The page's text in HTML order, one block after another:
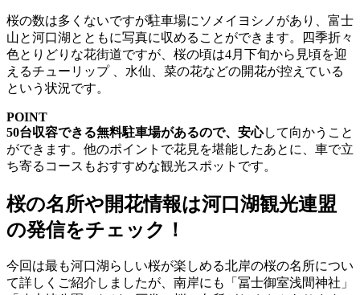
桜の数は多くないですが駐車場にソメイヨシノがあり、富士
山と河口湖とともに写真に収めることができます。四季折々
色とりどりな花街道ですが、桜の頃は4月下旬から見頃を迎
えるチューリップ 、水仙、菜の花などの開花が控えている
という状況です。
POINT
50台収容できる無料駐車場があるので、安心して向かうこと
ができます。他のポイントで花見を堪能したあとに、車で立
ち寄るコースもおすすめな観光スポットです。
桜の名所や開花情報は河口湖観光連盟
の発信をチェック！
今回は最も河口湖らしい桜が楽しめる北岸の桜の名所につい
て詳しくご紹介しましたが、南岸にも「冨士御室浅間神社」